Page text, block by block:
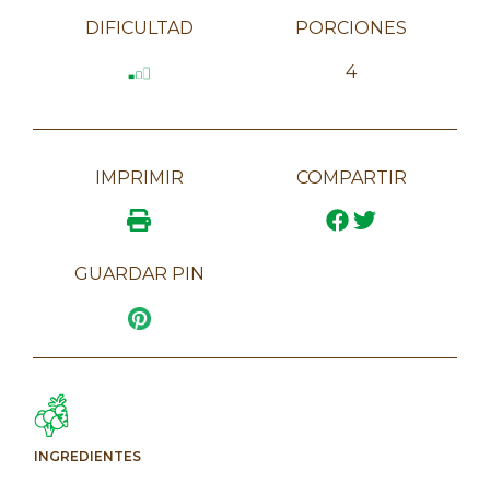
DIFICULTAD PORCIONES
4
IMPRIMIR COMPARTIR
GUARDAR PIN
INGREDIENTES